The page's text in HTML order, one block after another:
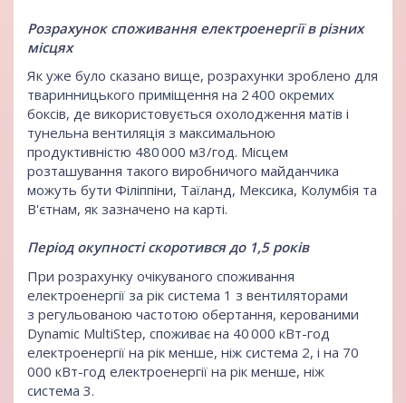
Розрахунок споживання електроенергії в різних
місцях
Як уже було сказано вище, розрахунки зроблено для
тваринницького приміщення на 2 400 окремих
боксів, де використовується охолодження матів і
тунельна вентиляція з максимальною
продуктивністю 480 000 м3/год. Місцем
розташування такого виробничого майданчика
можуть бути Філіппіни, Таїланд, Мексика, Колумбія та
В'єтнам, як зазначено на карті.
Період окупності скоротився до 1,5 років
При розрахунку очікуваного споживання
електроенергії за рік система 1 з вентиляторами
з регульованою частотою обертання, керованими
Dynamic MultiStep, споживає на 40 000 кВт-год
електроенергії на рік менше, ніж система 2, і на 70
000 кВт-год електроенергії на рік менше, ніж
система 3.